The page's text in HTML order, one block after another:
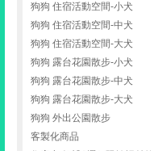
匠
家
事
網
狗狗 住宿活動空間-小犬
狗狗 住宿活動空間-中犬
狗狗 住宿活動空間-大犬
狗狗 露台花園散步-小犬
狗狗 露台花園散步-中犬
狗狗 露台花園散步-大犬
狗狗 外出公園散步
客製化商品